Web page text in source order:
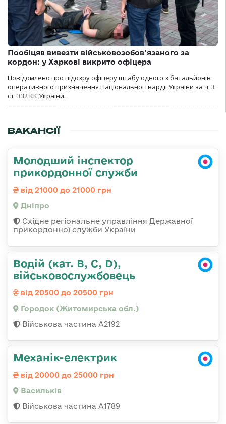
Пообіцяв вивезти військовозобов’язаного за
кордон: у Харкові викрито офіцера
Повідомлено про підозру офіцеру штабу одного з батальйонів
оперативного призначення Національної гвардії України за ч. 3
ст. 332 КК України.
ВАКАНСІЇ
Молодший інспектор
прикордонної служби
від 21000 до 21000 грн
Дніпро
Східне регіональне управління Державної
прикордонної служби України
Водій (кат. B, C, D),
військовослужбовець
від 20500 до 20500 грн
Городок (Житомирська обл.)
Військова частина А2192
Механік-електрик
від 20000 до 25000 грн
Васильків
Військова частина А1789